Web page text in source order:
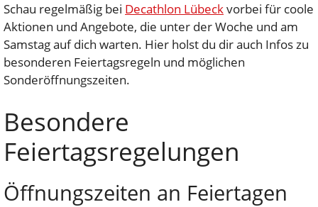
Schau regelmäßig bei Decathlon Lübeckvorbei für coole
Aktionen und Angebote, die unter der Woche und am
Samstag auf dich warten. Hier holst du dir auch Infos zu
besonderen Feiertagsregeln und möglichen
Sonderöffnungszeiten.
Besondere
Feiertagsregelungen
Öffnungszeiten an Feiertagen